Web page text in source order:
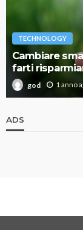
TECHNOLOGY
Cambiare
farti
god 1 anno
ADS